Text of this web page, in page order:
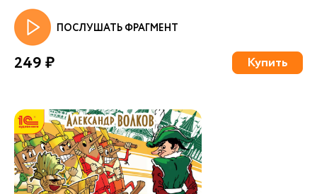
ПОСЛУШАТЬ ФРАГМЕНТ
249 ₽ Купить